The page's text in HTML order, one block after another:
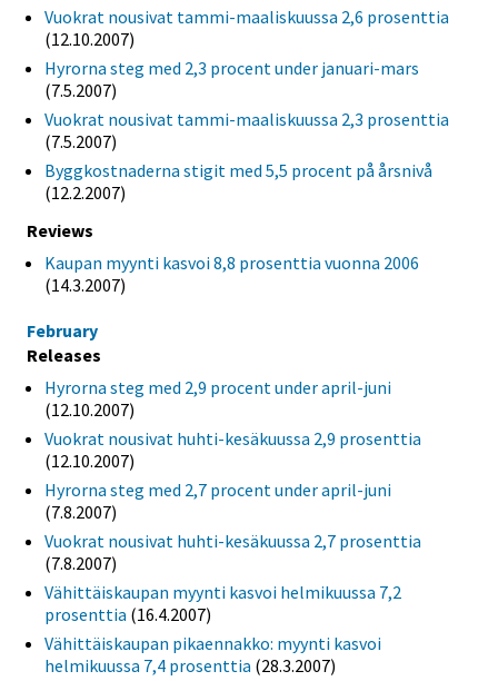
Vuokrat nousivat tammi-maaliskuussa 2,6 prosenttia
(12.10.2007)
Hyrorna steg med 2,3 procent under januari-mars
(7.5.2007)
Vuokrat nousivat tammi-maaliskuussa 2,3 prosenttia
(7.5.2007)
Byggkostnaderna stigit med 5,5 procent på årsnivå
(12.2.2007)
Reviews
Kaupan myynti kasvoi 8,8 prosenttia vuonna 2006
(14.3.2007)
February
Releases
Hyrorna steg med 2,9 procent under april-juni
(12.10.2007)
Vuokrat nousivat huhti-kesäkuussa 2,9 prosenttia
(12.10.2007)
Hyrorna steg med 2,7 procent under april-juni
(7.8.2007)
Vuokrat nousivat huhti-kesäkuussa 2,7 prosenttia
(7.8.2007)
Vähittäiskaupan myynti kasvoi helmikuussa 7,2
prosenttia (16.4.2007)
Vähittäiskaupan pikaennakko: myynti kasvoi
helmikuussa 7,4 prosenttia (28.3.2007)